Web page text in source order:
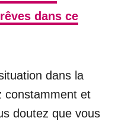
dans ce
dans la
constamment et
doutez que vous